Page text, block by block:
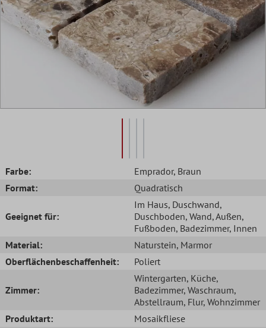
Farbe: Emprador, Braun
Format:
Quadratisch
Geeignet für:
Im Haus, Duschwand,
Duschboden, Wand, Außen,
Fußboden, Badezimmer, Innen
Material:
Naturstein, Marmor
Oberflächenbeschaffenheit:
Poliert
Zimmer:
Wintergarten, Küche,
Badezimmer, Waschraum,
Abstellraum, Flur, Wohnzimmer
Produktart:
Mosaikfliese